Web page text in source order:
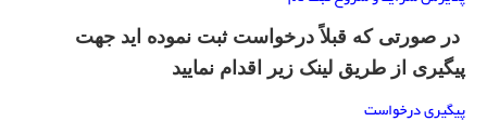
در صورتی که قبلاً درخواست ثبت نموده اید جهت
پیگیری از طریق لینک زیر اقدام نمایید
پیگیری درخواست